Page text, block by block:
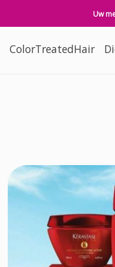
Uw
ColorTreatedHair